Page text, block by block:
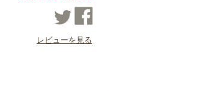
レビューを見る